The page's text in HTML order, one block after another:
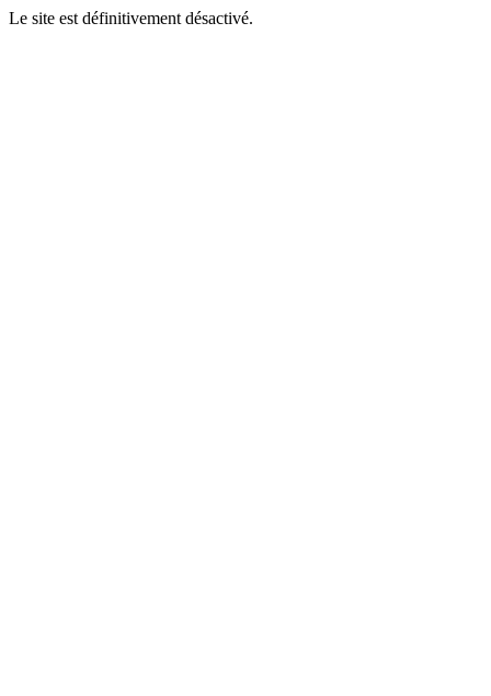
Le site est définitivement désactivé.